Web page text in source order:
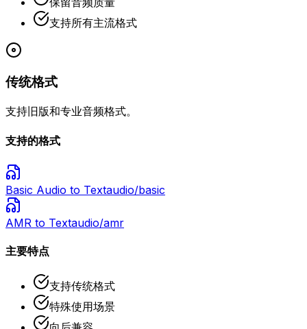
支持所有主流格式
传统格式
支持旧版和专业音频格式。
支持的格式
Basic Audio to Textaudio/basic
AMR to Textaudio/amr
主要特点
支持传统格式
特殊使用场景